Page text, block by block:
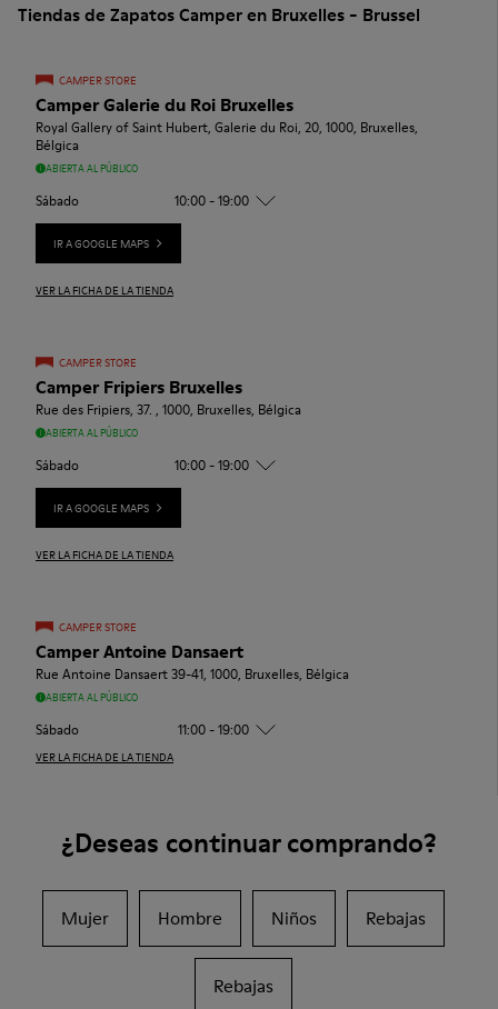
Tiendas de Zapatos Camper en Bruxelles - Brussel
CAMPER STORE
Camper Galerie du Roi Bruxelles
Royal Gallery of Saint Hubert, Galerie du Roi, 20, 1000, Bruxelles,
Bélgica
ABIERTA AL PÚBLICO
Sábado 10:00 - 19:00
IR A GOOGLE MAPS
VER LA FICHA DE LA TIENDA
CAMPER STORE
Camper Fripiers Bruxelles
Rue des Fripiers, 37. , 1000, Bruxelles, Bélgica
ABIERTA AL PÚBLICO
Sábado 10:00 - 19:00
IR A GOOGLE MAPS
VER LA FICHA DE LA TIENDA
CAMPER STORE
Camper Antoine Dansaert
Rue Antoine Dansaert 39-41, 1000, Bruxelles, Bélgica
ABIERTA AL PÚBLICO
Sábado 11:00 - 19:00
VER LA FICHA DE LA TIENDA
¿Deseas continuar comprando?
Mujer Hombre Niños Rebajas
Rebajas